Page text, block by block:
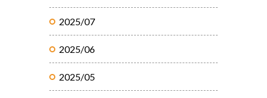
2025/07
2025/06
2025/05